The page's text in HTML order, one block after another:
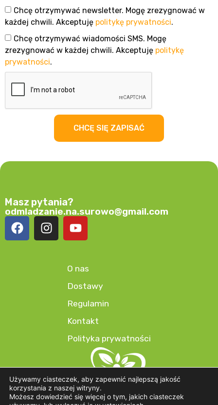
Chcę otrzymywać newsletter. Mogę zrezygnować w
każdej chwili. Akceptuję politykę prywatności.
Chcę otrzymywać wiadomości SMS. Mogę
zrezygnować w każdej chwili. Akceptuję politykę
prywatności.
CHCĘ SIĘ ZAPISAĆ
O nas
Dostawy
Regulamin
Kontakt
Polityka prywatności
Masz pytania?
odmladzanie.na.surowo@gmail.com
Używamy ciasteczek, aby zapewnić najlepszą jakość
korzystania z naszej witryny.
Możesz dowiedzieć się więcej o tym, jakich ciasteczek